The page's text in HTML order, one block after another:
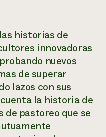
Energy
AgriSolar
historias de
innovadoras
nuevos
de superar
lazos con sus
la historia de
de pastoreo que se